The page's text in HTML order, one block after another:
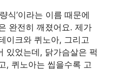
식’이라는 이름 때문에
완전히 깨졌어요. 제가
이크와 퀴노아, 그리고
있었는데, 닭가슴살은 퍽
, 퀴노아는 씹을수록 고